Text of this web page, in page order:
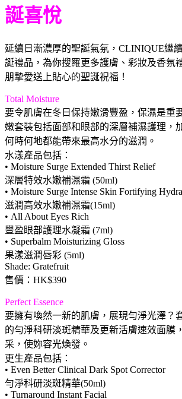
誕喜悅
延續日漸濃厚的聖誕氣氛，CLINIQUE繼
誕禮品，為你搜羅更多護膚、彩妝及香氛
朋摯愛送上貼心的聖誕祝福！
Total Moisture
要令肌膚在冬日保持嫩滑豐盈，保濕是重
嫩套裝包括面部和眼部的深層補濕護理，
何時何地都能帶來最高水分的滋潤。
水漾產品包括：
• Moisture Surge Extended Thirst Relief
深層特效水嫩補濕霜 (50ml)
• Moisture Surge Intense Skin Fortifying
滋潤高效水嫩補濕霜(15ml)
• All About Eyes Rich
豐盈眼部護理水凝霜 (7ml)
• Superbalm Moisturizing Gloss
果漾滋潤唇彩 (5ml)
Shade: Gratefruit
售價：HK$390
Perfect Essence
要擁有喚然一新的肌膚，展現勻淨光澤？
的勻淨科研淡斑精華及更新活膚速效面膜
采，使妳容光煥發。
更生產品包括：
• Even Better Clinical Dark Spot Corrector
勻淨科研淡斑精華(50ml)
• Turnaround Instant Facial